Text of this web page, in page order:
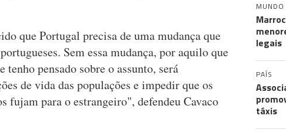
que Portugal precisa de uma mudança que
Sem essa mudança, por aquilo que
pensado sobre o assunto, será
de vida das populações e impedir que os
fujam para o estrangeiro", defendeu Cavaco
MUNDO
legais
PAÍS
táxis